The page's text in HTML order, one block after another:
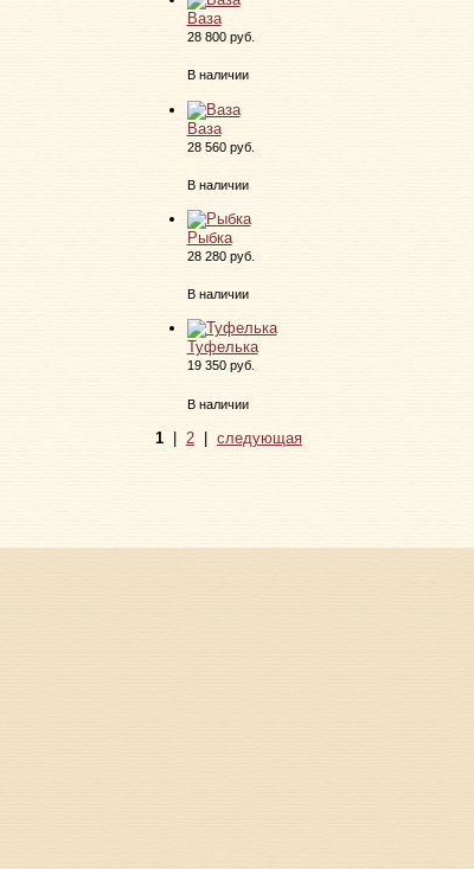
Ваза
28 800 руб.
В наличии
Ваза
28 560 руб.
В наличии
Рыбка
28 280 руб.
В наличии
Туфелька
19 350 руб.
В наличии
1| 2| следующая